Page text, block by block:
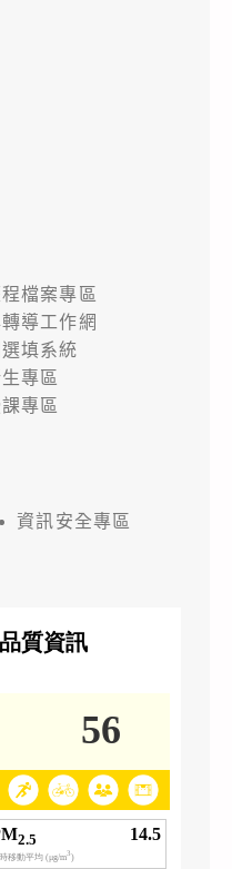
檔案專區
導工作網
填系統
專區
專區
資訊安全專區